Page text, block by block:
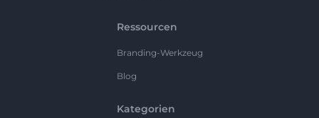
Ressourcen
Branding-Werkzeug
Blog
Kategorien